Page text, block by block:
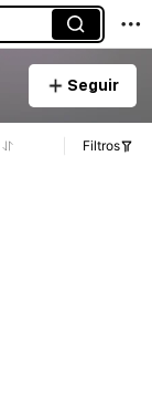
Seguir
Filtros